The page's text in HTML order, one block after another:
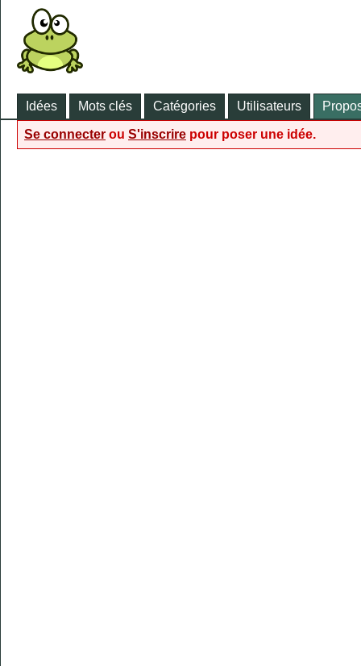
Idées Mots clés Catégories Utilisateurs
Se connecter ou S'inscrire pour poser une idée.